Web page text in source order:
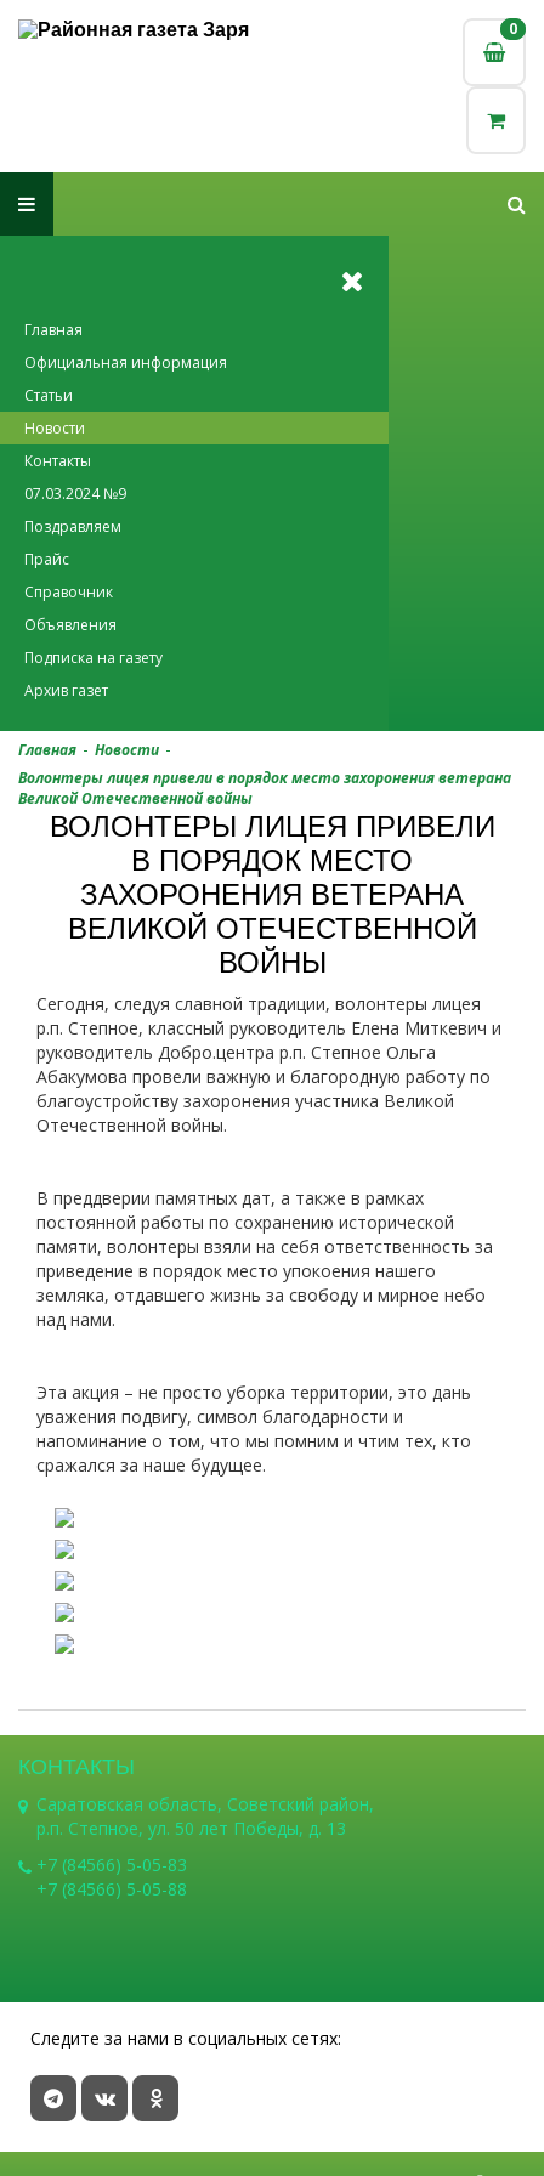
0
0
Главная
Официальная информация
Статьи
Новости
Контакты
07.03.2024 №9
Поздравляем
Прайс
Справочник
Объявления
Подписка на газету
Архив газет
Главная - Новости -
Волонтеры лицея привели в порядок место захоронения ветерана
Великой Отечественной войны
ВОЛОНТЕРЫ ЛИЦЕЯ ПРИВЕЛИ
В ПОРЯДОК МЕСТО
ЗАХОРОНЕНИЯ ВЕТЕРАНА
ВЕЛИКОЙ ОТЕЧЕСТВЕННОЙ
ВОЙНЫ
Сегодня, следуя славной традиции, волонтеры лицея
р.п. Степное, классный руководитель Елена Миткевич и
руководитель Добро.центра р.п. Степное Ольга
Абакумова провели важную и благородную работу по
благоустройству захоронения участника Великой
Отечественной войны.
В преддверии памятных дат, а также в рамках
постоянной работы по сохранению исторической
памяти, волонтеры взяли на себя ответственность за
приведение в порядок место упокоения нашего
земляка, отдавшего жизнь за свободу и мирное небо
над нами.
Эта акция – не просто уборка территории, это дань
уважения подвигу, символ благодарности и
напоминание о том, что мы помним и чтим тех, кто
сражался за наше будущее.
КОНТАКТЫ
Саратовская область, Советский район,
р.п. Степное, ул. 50 лет Победы, д. 13
+7 (84566) 5-05-83
+7 (84566) 5-05-88
Следите за нами в социальных сетях: